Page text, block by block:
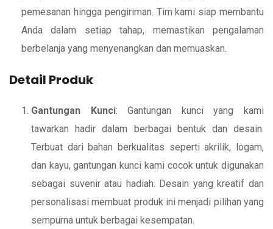
pemesanan hingga pengiriman. Tim kami siap membantu
Anda dalam setiap tahap, memastikan pengalaman
berbelanja yang menyenangkan dan memuaskan.
Detail Produk
Gantungan Kunci: Gantungan kunci yang kami
tawarkan hadir dalam berbagai bentuk dan desain.
Terbuat dari bahan berkualitas seperti akrilik, logam,
dan kayu, gantungan kunci kami cocok untuk digunakan
sebagai suvenir atau hadiah. Desain yang kreatif dan
personalisasi membuat produk ini menjadi pilihan yang
sempurna untuk berbagai kesempatan.